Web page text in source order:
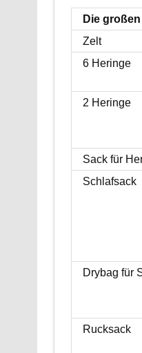
Die
Zelt
6 Heringe
2 Heringe
Sack für
Schlafsack
Drybag für
Rucksack